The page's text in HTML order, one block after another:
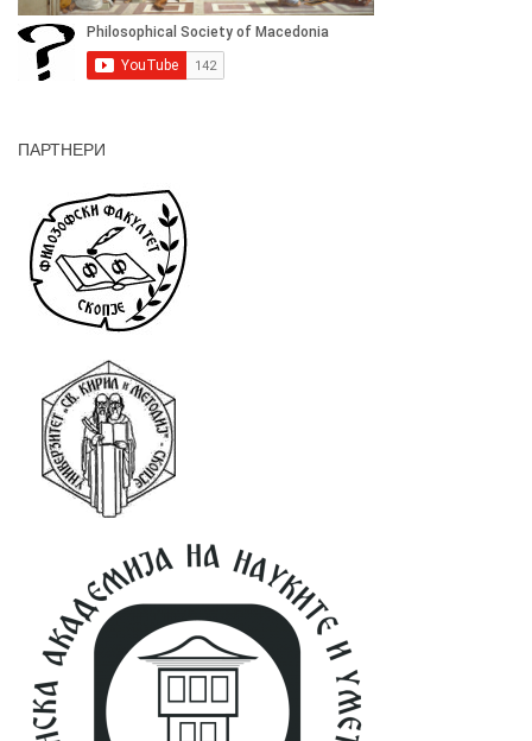
ПАРТНЕРИ